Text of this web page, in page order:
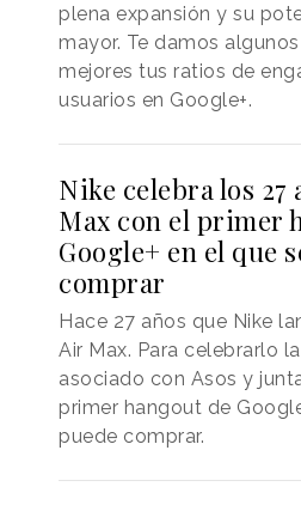
plena expansión y su
mayor. Te damos
mejores tus ratios de
usuarios en Google+.
Nike celebra los 27
Max con el primer
Google+ en el que
comprar
Hace 27 años que Nike
Air Max. Para celebrarlo
asociado con Asos y
primer hangout de
puede comprar.